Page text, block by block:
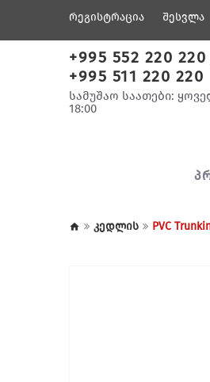
რეგისტრაცია შესვლა
+995 552 220 220
+995 511 220 220
სამუშაო საათები:
18:00
კედლის PVC